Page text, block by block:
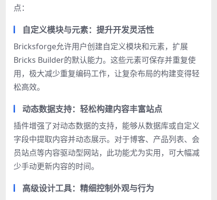
点：
自定义模块与元素：提升开发灵活性
Bricksforge允许用户创建自定义模块和元素，扩展
Bricks Builder的默认能力。这些元素可保存并重复使
用，极大减少重复编码工作，让复杂布局的构建变得轻
松高效。
动态数据支持：轻松构建内容丰富站点
插件增强了对动态数据的支持，能够从数据库或自定义
字段中提取内容并动态展示。对于博客、产品列表、会
员站点等内容驱动型网站，此功能尤为实用，可大幅减
少手动更新内容的时间。
高级设计工具：精细控制外观与行为